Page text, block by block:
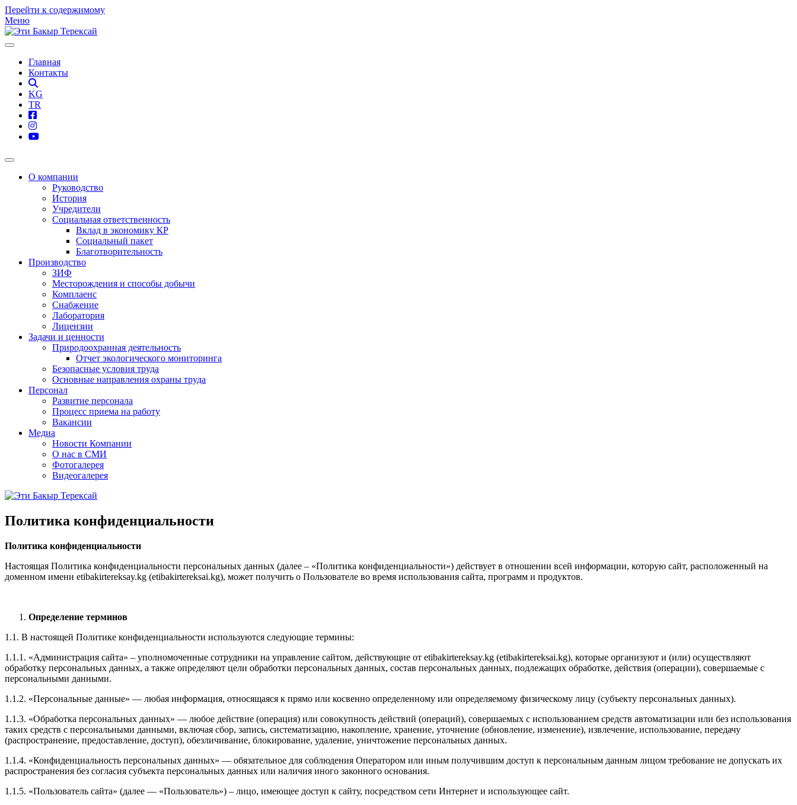
Перейти к содержимому
Меню
Главная
Контакты
KG
TR
О компании
Руководство
История
Учредители
Социальная ответственность
Вклад в экономику КР
Социальный пакет
Благотворительность
Производство
ЗИФ
Месторождения и способы добычи
Комплаенс
Снабжение
Лаборатория
Лицензии
Задачи и ценности
Природоохранная деятельность
Отчет экологического мониторинга
Безопасные условия труда
Основные направления охраны труда
Персонал
Развитие персонала
Процесс приема на работу
Вакансии
Медиа
Новости Компании
О нас в СМИ
Фотогалерея
Видеогалерея
Политика конфиденциальности
Политика конфиденциальности
Настоящая Политика конфиденциальности персональных данных (далее – «Политика конфиденциальности») действует в отношении всей информации, которую сайт, расположенный на
доменном имени etibakirtereksay.kg (etibakirtereksai.kg), может получить о Пользователе во время использования сайта, программ и продуктов.
Определение терминов
1.1. В настоящей Политике конфиденциальности используются следующие термины:
1.1.1. «Администрация сайта» – уполномоченные сотрудники на управление сайтом, действующие от etibakirtereksay.kg (etibakirtereksai.kg), которые организуют и (или) осуществляют
обработку персональных данных, а также определяют цели обработки персональных данных, состав персональных данных, подлежащих обработке, действия (операции), совершаемые с
персональными данными.
1.1.2. «Персональные данные» — любая информация, относящаяся к прямо или косвенно определенному или определяемому физическому лицу (субъекту персональных данных).
1.1.3. «Обработка персональных данных» — любое действие (операция) или совокупность действий (операций), совершаемых с использованием средств автоматизации или без использования
таких средств с персональными данными, включая сбор, запись, систематизацию, накопление, хранение, уточнение (обновление, изменение), извлечение, использование, передачу
(распространение, предоставление, доступ), обезличивание, блокирование, удаление, уничтожение персональных данных.
1.1.4. «Конфиденциальность персональных данных» — обязательное для соблюдения Оператором или иным получившим доступ к персональным данным лицом требование не допускать их
распространения без согласия субъекта персональных данных или наличия иного законного основания.
1.1.5. «Пользователь сайта» (далее — «Пользователь») – лицо, имеющее доступ к сайту, посредством сети Интернет и использующее сайт.